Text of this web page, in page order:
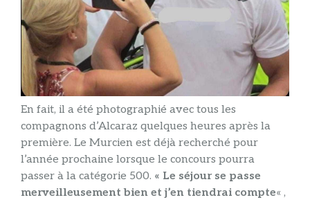
En fait, il a été photographié avec tous les
compagnons d’Alcaraz quelques heures après la
première. Le Murcien est déjà recherché pour
l’année prochaine lorsque le concours pourra
passer à la catégorie 500. « Le séjour se passe
merveilleusement bien et j’en tiendrai compte« ,